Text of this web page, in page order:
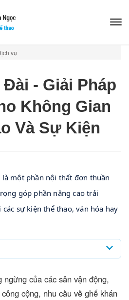
vụ
- Giải Pháp
Không Gian
Và Sự Kiện
một phần nội thất đơn thuần
góp phần nâng cao trải
sự kiện thể thao, văn hóa hay
của các sân vận động,
cộng, nhu cầu về ghế khán